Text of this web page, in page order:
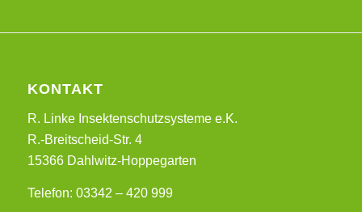
KONTAKT
R. Linke Insektenschutzsysteme e.K.
R.-Breitscheid-Str. 4
15366 Dahlwitz-Hoppegarten
Telefon: 03342 – 420 999